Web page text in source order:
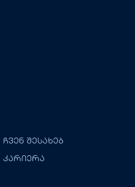
ჩვენ შესახებ
კარიერა